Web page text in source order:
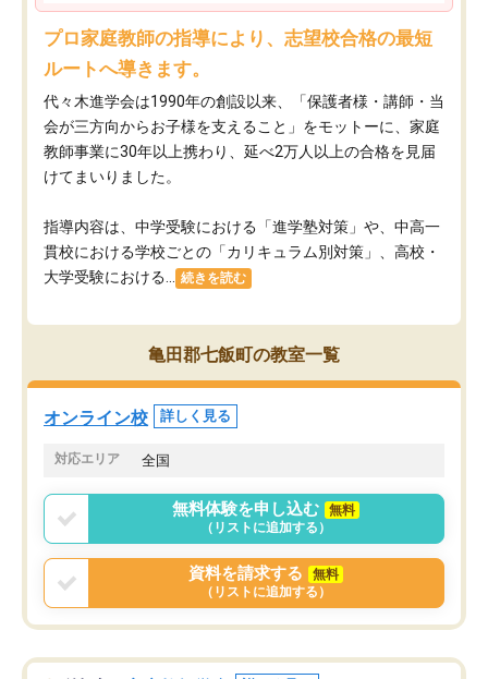
プロ家庭教師の指導により、志望校合格の最短
ルートへ導きます。
代々木進学会は1990年の創設以来、「保護者様・講師・当
会が三方向からお子様を支えること」をモットーに、家庭
教師事業に30年以上携わり、延べ2万人以上の合格を見届
けてまいりました。
指導内容は、中学受験における「進学塾対策」や、中高一
貫校における学校ごとの「カリキュラム別対策」、高校・
大学受験における...
続きを読む
亀田郡七飯町の教室一覧
オンライン校 詳しく見る
対応エリア 全国
無料体験を申し込む
無料
（リストに追加する）
資料を請求する
無料
（リストに追加する）